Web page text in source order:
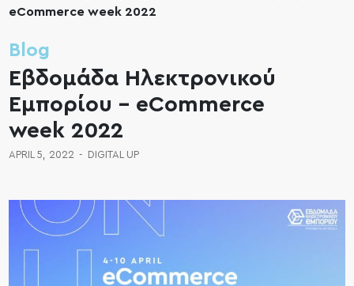
eCommerce week 2022
Blog
Εβδομάδα Ηλεκτρονικού
Εμπορίου – eCommerce
week 2022
APRIL 5, 2022 - DIGITAL UP